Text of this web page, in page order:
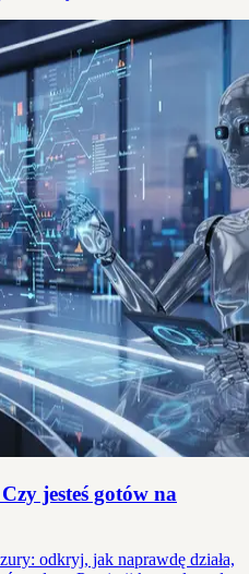
jesteś gotów na
odkryj, jak naprawdę działa,